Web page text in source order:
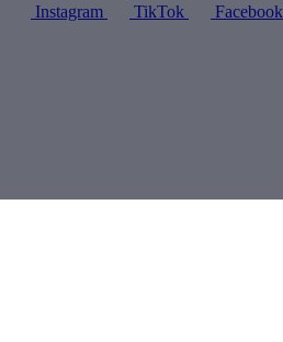
Instagram
TikTok Facebook